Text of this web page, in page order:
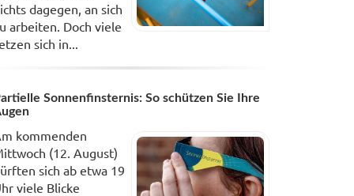
dagegen, an sich
arbeiten. Doch viele
sich in...
Sonnenfinsternis: So schützen Sie Ihre
kommenden
(12. August)
sich ab etwa 19
viele Blicke